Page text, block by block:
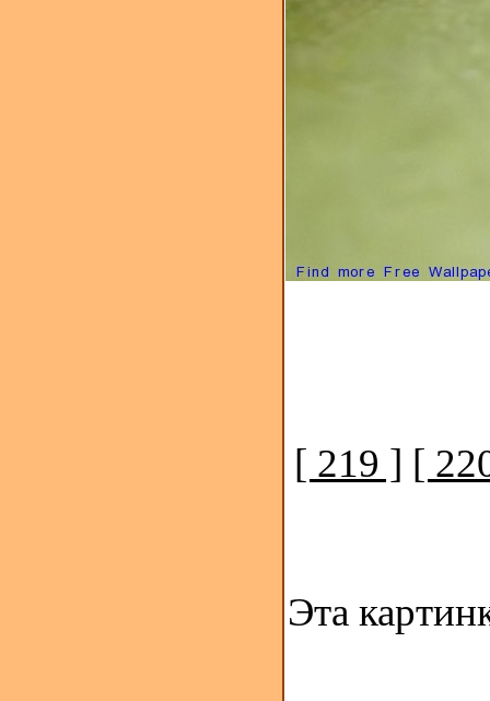
[ 219 ] [
Эта